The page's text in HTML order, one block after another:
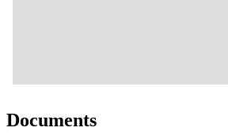
Documents